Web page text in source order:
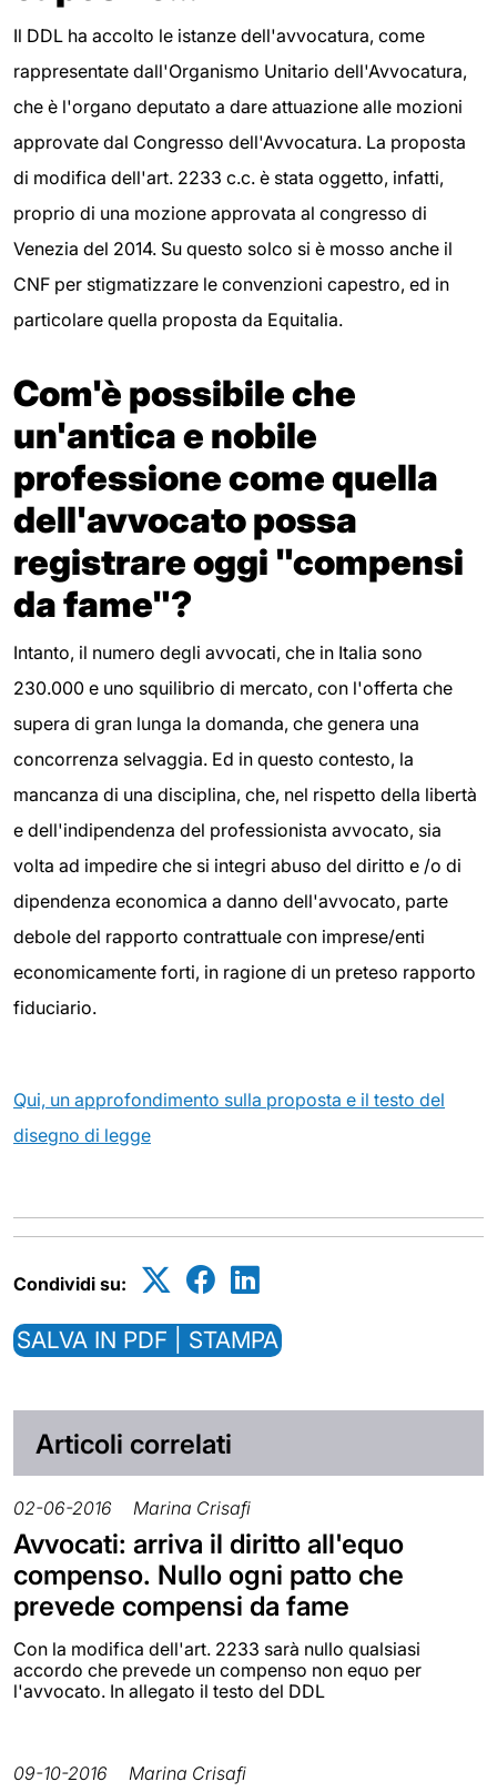
Il DDL ha accolto le istanze dell'avvocatura, come
rappresentate dall'Organismo Unitario dell'Avvocatura,
che è l'organo deputato a dare attuazione alle mozioni
approvate dal Congresso dell'Avvocatura. La proposta
di modifica dell'art. 2233 c.c. è stata oggetto, infatti,
proprio di una mozione approvata al congresso di
Venezia del 2014. Su questo solco si è mosso anche il
CNF per stigmatizzare le convenzioni capestro, ed in
particolare quella proposta da Equitalia.
Com'è possibile che
un'antica e nobile
professione come quella
dell'avvocato possa
registrare oggi "compensi
da fame"?
Intanto, il numero degli avvocati, che in Italia sono
230.000 e uno squilibrio di mercato, con l'offerta che
supera di gran lunga la domanda, che genera una
concorrenza selvaggia. Ed in questo contesto, la
mancanza di una disciplina, che, nel rispetto della libertà
e dell'indipendenza del professionista avvocato, sia
volta ad impedire che si integri abuso del diritto e /o di
dipendenza economica a danno dell'avvocato, parte
debole del rapporto contrattuale con imprese/enti
economicamente forti, in ragione di un preteso rapporto
fiduciario.
Qui, un approfondimento sulla proposta e il testo del
disegno di legge
Condividi su:
SALVA IN PDF | STAMPA
Articoli correlati
02-06-2016 Marina Crisafi
Avvocati: arriva il diritto all'equo
compenso. Nullo ogni patto che
prevede compensi da fame
Con la modifica dell'art. 2233 sarà nullo qualsiasi
accordo che prevede un compenso non equo per
l'avvocato. In allegato il testo del DDL
09-10-2016 Marina Crisafi